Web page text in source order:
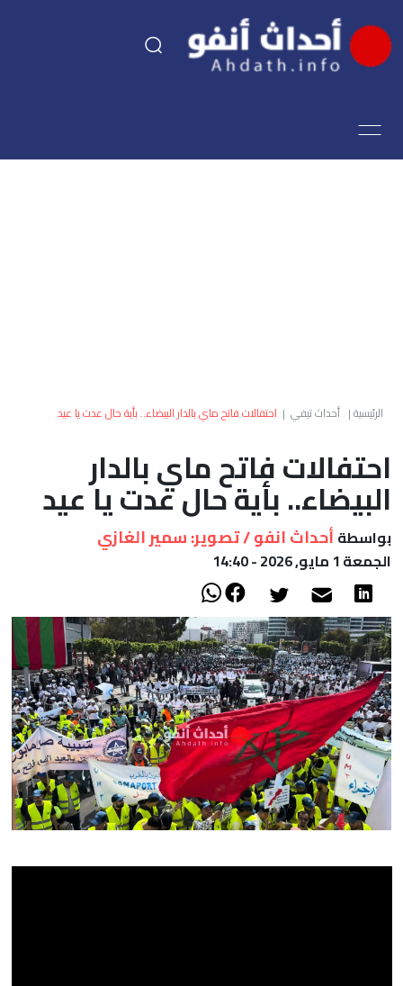
اقتصاد
العالم
أعمدة
الصحراء
الرئيسية| أحداث تيفي | احتفالات فاتح ماي بالدار البيضاء.. بأية حال عدت يا عيد
احتفالات فاتح ماي بالدار
البيضاء.. بأية حال عدت يا عيد
بواسطة أحداث انفو / تصوير: سمير الغازي
الجمعة 1 مايو, 2026 - 14:40